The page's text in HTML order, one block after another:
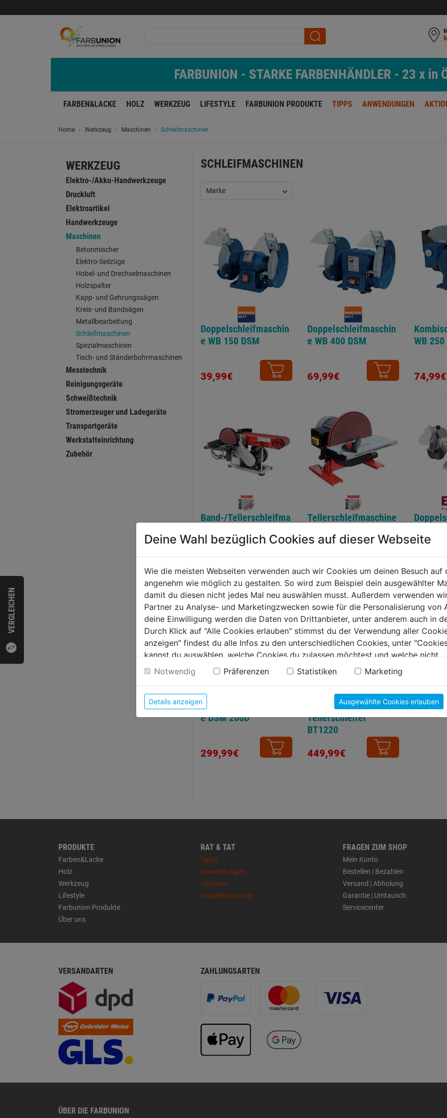
VERGLEICHEN
FARBUNION - STARKE FARBENHÄNDLER - 23 x in
FARBEN&LACKE HOLZ WERKZEUG LIFESTYLE FARBUNION PRODUKTE TIPPS ANWENDUNGEN
Home Werkzeug Maschinen Schleifmaschinen
WERKZEUG
Elektro-/Akku-Handwerkzeuge
Druckluft
Elektroartikel
Handwerkzeuge
Maschinen
Betonmischer
Elektro-Seilzüge
Hobel- und Drechselmaschinen
Holzspalter
Kapp- und Gehrungssägen
Kreis- und Bandsägen
Metallbearbeitung
Schleifmaschinen
Spezialmaschinen
Tisch- und Ständerbohrmaschinen
Messtechnik
Reinigungsgeräte
Schweißtechnik
Stromerzeuger und Ladegeräte
Transportgeräte
Werkstatteinrichtung
Zubehör
SCHLEIFMASCHINEN
Marke
Doppelschleifmaschin
e WB 150 DSM
39,99€
Doppelschleifmaschin
e WB 400 DSM
69,99€
WB 250
74,99€
Band-/Tellerschleifma
Tellerschleifmaschine
199,99€
Doppelschleifmaschin
e DSM 200D
299,99€
Band- u.
Tellerschleifer
BT1220
449,99€
PRODUKTE
Farben&Lacke
Holz
Werkzeug
Lifestyle
Farbunion Produkte
Über uns
RAT & TAT
Tipps
Anwendungen
Aktionen
Inspirationszone
FRAGEN ZUM SHOP
Mein Konto
Bestellen | Bezahlen
Versand | Abholung
Garantie | Umtausch
Servicecenter
VERSANDARTEN ZAHLUNGSARTEN
ÜBER DIE FARBUNION
Deine Wahl bezüglich Cookies auf dieser Webseite
Wie die meisten Webseiten verwenden auch wir Cookies um deinen Besuch auf
angenehm wie möglich zu gestalten. So wird zum Beispiel dein ausgewählter
damit du diesen nicht jedes Mal neu auswählen musst. Außerdem verwenden
Partner zu Analyse- und Marketingzwecken sowie für die Personalisierung von
deine Einwilligung werden die Daten von Drittanbieter, unter anderem auch in
Durch Klick auf "Alle Cookies erlauben" stimmst du der Verwendung aller
anzeigen" findest du alle Infos zu den unterschiedlichen Cookies, unter
kannst du auswählen, welche Cookies du zulassen möchtest und welche nicht.
Weitere Informationen findest du in unserer Datenschutzerklärung
Notwendig Präferenzen Statistiken Marketing
Details anzeigen Ausgewählte Cookies erlauben